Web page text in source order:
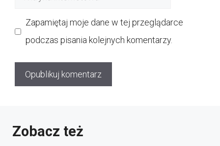
Zapamiętaj moje dane w tej przeglądarce
podczas pisania kolejnych komentarzy.
Zobacz też